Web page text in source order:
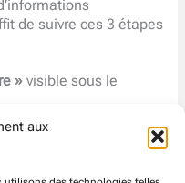
aux
de suivre ces 3 étapes
»visible sous le
la communauté.
la fenêtre. La